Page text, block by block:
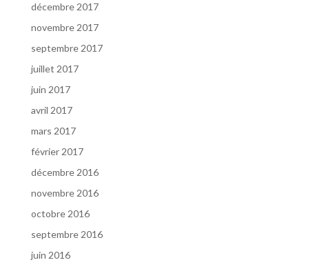
décembre 2017
novembre 2017
septembre 2017
juillet 2017
juin 2017
avril 2017
mars 2017
février 2017
décembre 2016
novembre 2016
octobre 2016
septembre 2016
juin 2016